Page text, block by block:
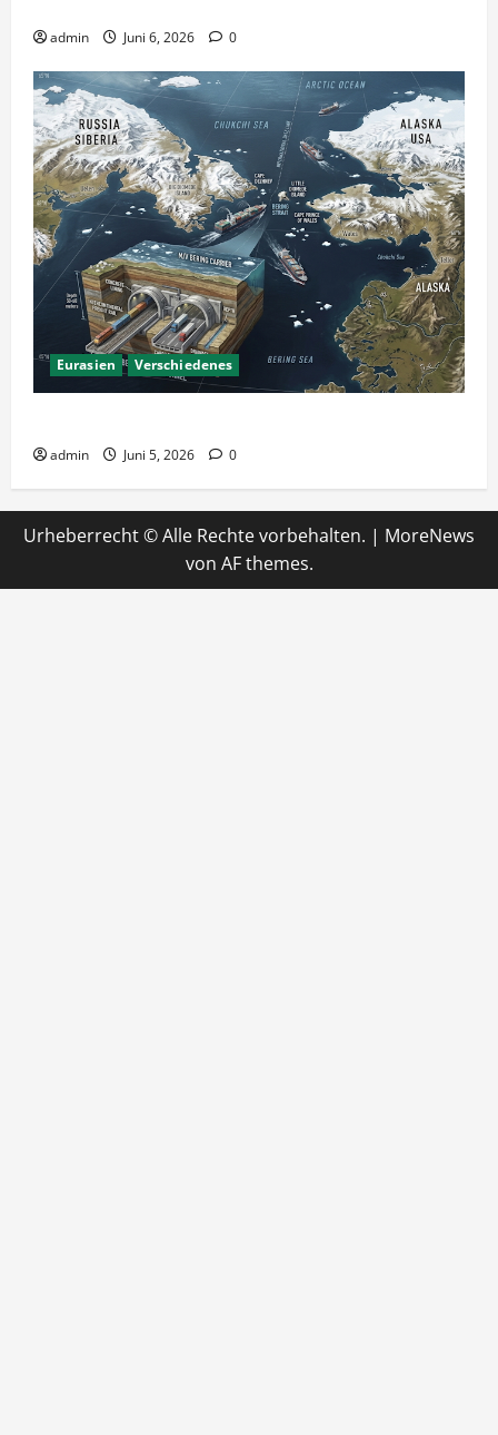
admin Juni 6, 2026 0
Eurasien Verschiedenes
admin Juni 5, 2026 0
Urheberrecht © Alle Rechte vorbehalten. | MoreNews
von AF themes.